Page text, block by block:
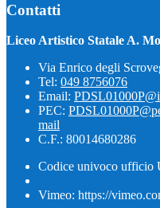
Contatti
Liceo Artistico Statale A.
Via Enrico degli
Tel: 049 8756076
Email:
PEC:
mail
C.F.: 80014680286
Codice univoco ufficio
Vimeo: https://